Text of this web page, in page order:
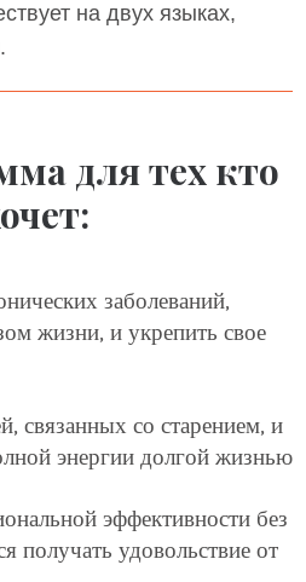
на двух языках,
для тех кто
заболеваний,
жизни, и укрепить свое
связанных со старением, и
энергии долгой жизнью
эффективности без
получать удовольствие от